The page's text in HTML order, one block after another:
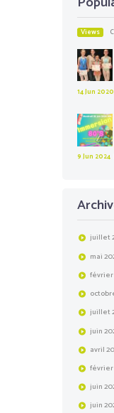
Views
14 Jun 2020
9 Jun 2024
juillet
mai
février
juillet
juin
avril
février
juin
juin